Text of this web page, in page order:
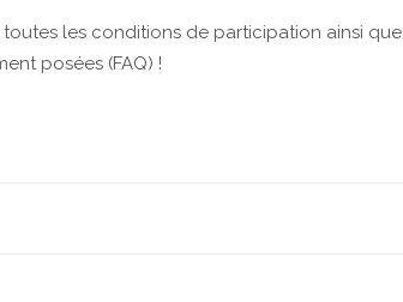
les conditions de participation ainsi que
posées (FAQ) !